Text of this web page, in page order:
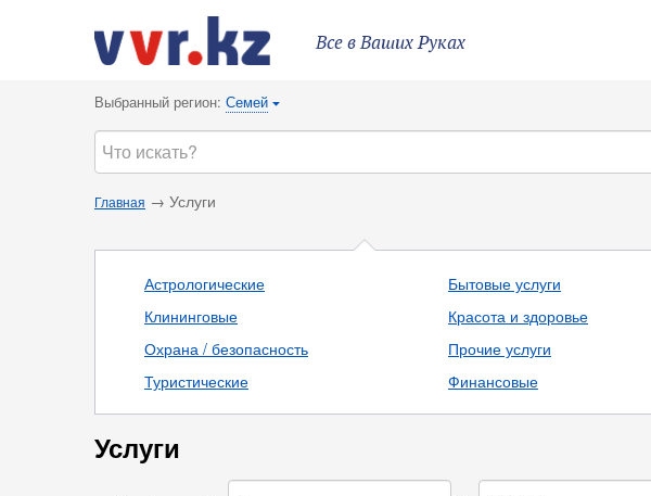
Все в Ваших Руках
Выбранный регион: Семей {
Главная → Услуги
Астрологические
Клининговые
Охрана / безопасность
Туристические
Бытовые услуги
Красота и здоровье
Прочие услуги
Финансовые
Услуги